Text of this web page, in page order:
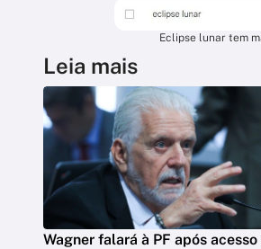
Eclipse lunar tem
Leia mais
Wagner falará à PF após acesso